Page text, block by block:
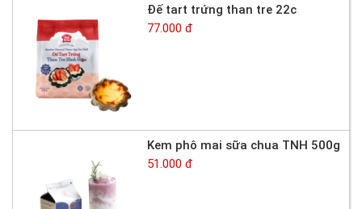
Đế tart trứng than tre 22c
77.000 đ
Kem phô mai sữa chua TNH 500g
51.000 đ